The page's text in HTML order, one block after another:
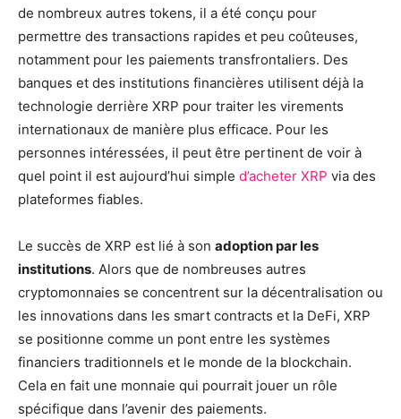
de nombreux autres tokens, il a été conçu pour
permettre des transactions rapides et peu coûteuses,
notamment pour les paiements transfrontaliers. Des
banques et des institutions financières utilisent déjà la
technologie derrière XRP pour traiter les virements
internationaux de manière plus efficace. Pour les
personnes intéressées, il peut être pertinent de voir à
quel point il est aujourd’hui simple d’acheter XRP via des
plateformes fiables.
Le succès de XRP est lié à son adoption par les
institutions. Alors que de nombreuses autres
cryptomonnaies se concentrent sur la décentralisation ou
les innovations dans les smart contracts et la DeFi, XRP
se positionne comme un pont entre les systèmes
financiers traditionnels et le monde de la blockchain.
Cela en fait une monnaie qui pourrait jouer un rôle
spécifique dans l’avenir des paiements.